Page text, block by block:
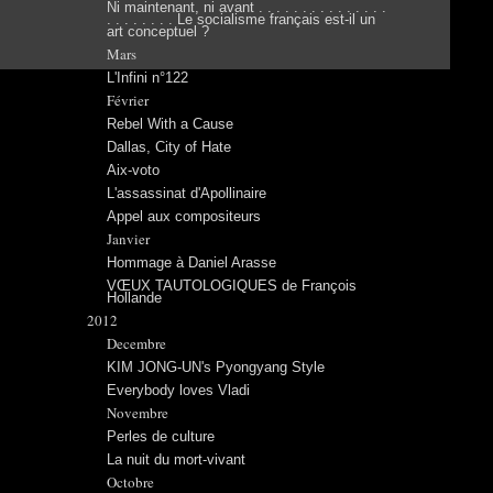
Ni maintenant, ni avant . . . . . . . . . . . . . . .
. . . . . . . . Le socialisme français est-il un
art conceptuel ?
Mars
L'Infini n°122
Février
Rebel With a Cause
Dallas, City of Hate
Aix-voto
L'assassinat d'Apollinaire
Appel aux compositeurs
Janvier
Hommage à Daniel Arasse
VŒUX TAUTOLOGIQUES de François
Hollande
2012
Decembre
KIM JONG-UN's Pyongyang Style
Everybody loves Vladi
Novembre
Perles de culture
La nuit du mort-vivant
Octobre